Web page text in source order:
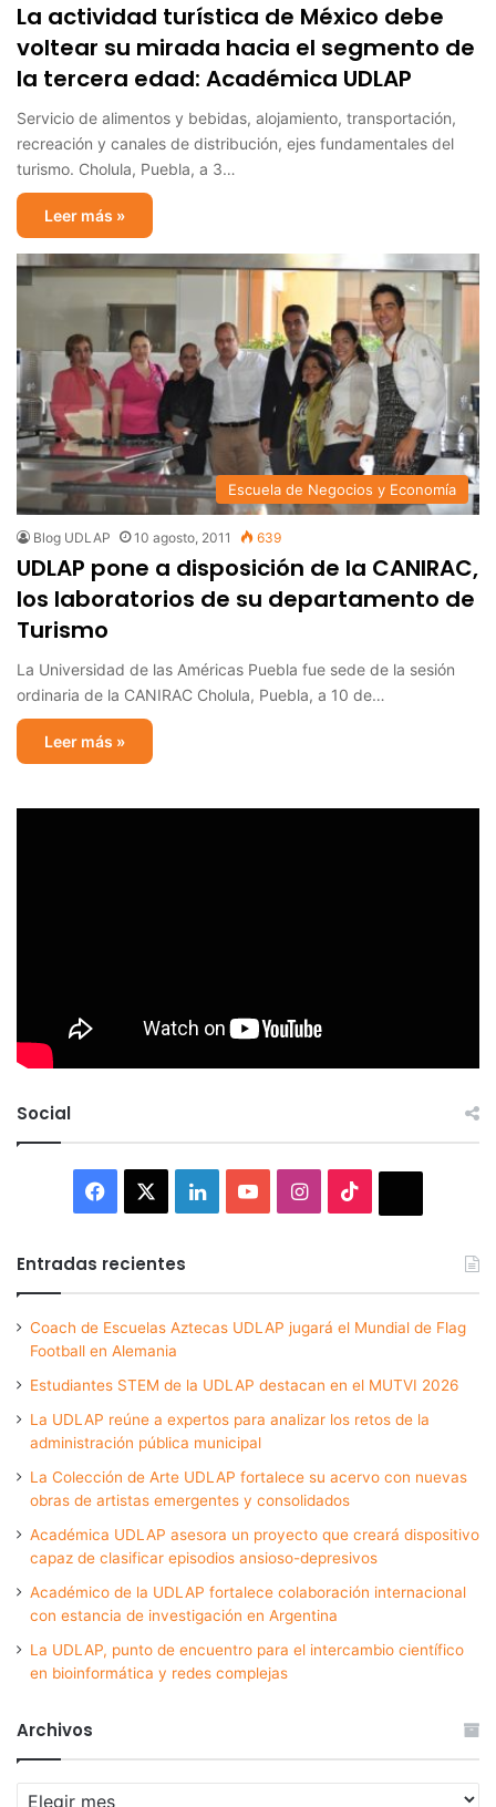
La actividad turística de México debe
voltear su mirada hacia el segmento de
la tercera edad: Académica UDLAP
Servicio de alimentos y bebidas, alojamiento, transportación,
recreación y canales de distribución, ejes fundamentales del
turismo. Cholula, Puebla, a 3…
Leer más »
Escuela de Negocios y Economía
Blog UDLAP 10 agosto, 2011 639
UDLAP pone a disposición de la CANIRAC,
los laboratorios de su departamento de
Turismo
La Universidad de las Américas Puebla fue sede de la sesión
ordinaria de la CANIRAC Cholula, Puebla, a 10 de…
Leer más »
Social
Facebook LinkedInYouTubeInstagram
Entradas recientes
Coach de Escuelas Aztecas UDLAP jugará el Mundial de Flag
Football en Alemania
Estudiantes STEM de la UDLAP destacan en el MUTVI 2026
La UDLAP reúne a expertos para analizar los retos de la
administración pública municipal
La Colección de Arte UDLAP fortalece su acervo con nuevas
obras de artistas emergentes y consolidados
Académica UDLAP asesora un proyecto que creará dispositivo
capaz de clasificar episodios ansioso-depresivos
Académico de la UDLAP fortalece colaboración internacional
con estancia de investigación en Argentina
La UDLAP, punto de encuentro para el intercambio científico
en bioinformática y redes complejas
Archivos
Archivos